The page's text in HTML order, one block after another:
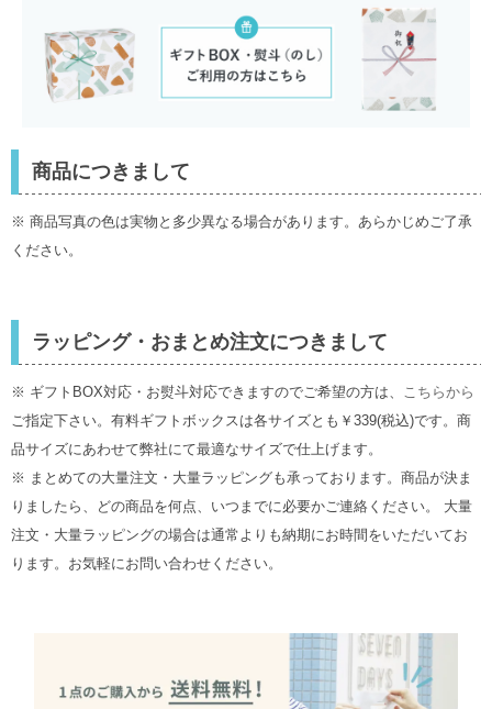
商品につきまして
※ 商品写真の色は実物と多少異なる場合があります。あらかじめご了承
ください。
ラッピング・おまとめ注文につきまして
※ ギフトBOX対応・お熨斗対応できますのでご希望の方は、 こちらから
ご指定下さい。有料ギフトボックスは各サイズとも￥339(税込)です。商
品サイズにあわせて弊社にて最適なサイズで仕上げます。
※ まとめての大量注文・大量ラッピングも承っております。商品が決ま
りましたら、どの商品を何点、いつまでに必要かご連絡ください。 大量
注文・大量ラッピングの場合は通常よりも納期にお時間をいただいてお
ります。お気軽にお問い合わせください。